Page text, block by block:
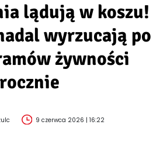
lądują w koszu!
wyrzucają po
żywności
rocznie
9 czerwca 2026 | 16:22